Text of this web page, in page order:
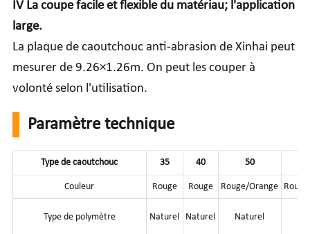
IV La coupe facile et flexible du matériau; l'application
large.
La plaque de caoutchouc anti-abrasion de Xinhai peut
mesurer de 9.26×1.26m. On peut les couper à
volonté selon l'utilisation.
Paramètre technique
Type de caoutchouc 35 40 50
Couleur Rouge Rouge Rouge/Orange
Type de polymètre Naturel Naturel Naturel